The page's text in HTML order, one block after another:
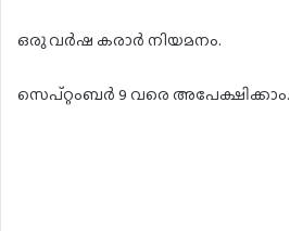
ഒരു വർഷ കരാർ നിയമനം.
സെപ്റ്റംബർ 9 വരെ അപേക്ഷിക്കാം.